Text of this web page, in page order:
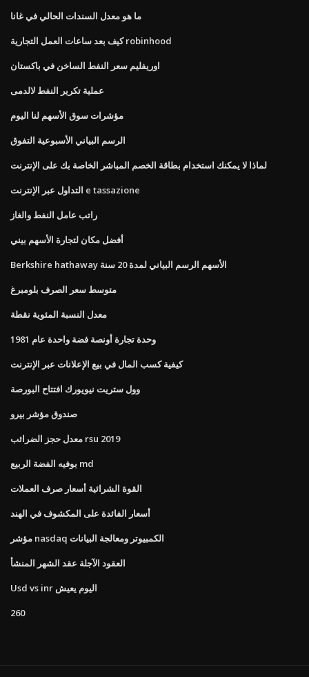
ما هو معدل السندات الحالي في غانا
كيف بعد ساعات العمل التجارية robinhood
اوريفليم سعر النفط الساخن في باكستان
عملية تكرير النفط لالدمى
مؤشرات سوق الأسهم لنا اليوم
الرسم البياني الأسبوعية التفوق
لماذا لا يمكنك استخدام بطاقة الخصم المباشر الخاصة بك على الإنترنت
التداول عبر الإنترنت e tassazione
راتب عامل النفط والغاز
أفضل مكان لتجارة الأسهم بيني
Berkshire hathaway الأسهم الرسم البياني لمدة 20 سنة
متوسط ​​سعر الصرف بلومبرغ
معدل النسبة المئوية نقطة
وحدة تجارة أونصة فضة واحدة عام 1981
كيفية كسب المال في بيع الإعلانات عبر الإنترنت
وول ستريت نيويورك افتتاح البورصة
صندوق مؤشر بيرو
معدل حجز الضرائب rsu 2019
بوفيه الفضة الربيع md
القوة الشرائية أسعار صرف العملات
أسعار الفائدة على المكشوف في الهند
مؤشر nasdaq الكمبيوتر ومعالجة البيانات
العقود الآجلة عقد الشهر المنشأ
Usd vs inr اليوم يعيش
260